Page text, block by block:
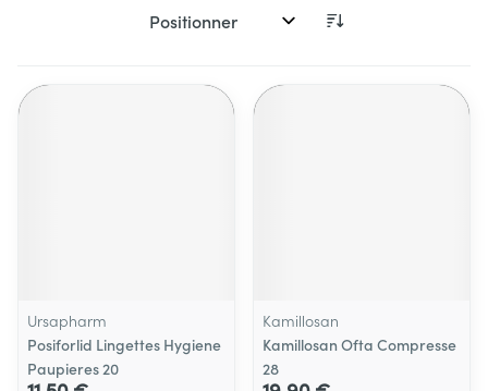
Trier par:
Ursapharm
Posiforlid Lingettes Hygiene
Paupieres 20
Kamillosan
Kamillosan Ofta Compresse
28